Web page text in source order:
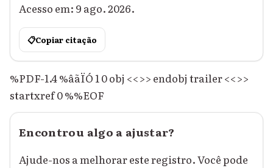
Acesso em: 9 ago. 2026.
📋Copiar citação
%PDF-1.4 %âãÏÓ 1 0 obj <<>> endobj trailer <<>>
startxref 0 %%EOF
Encontrou algo a ajustar?
Ajude-nos a melhorar este registro. Você pode